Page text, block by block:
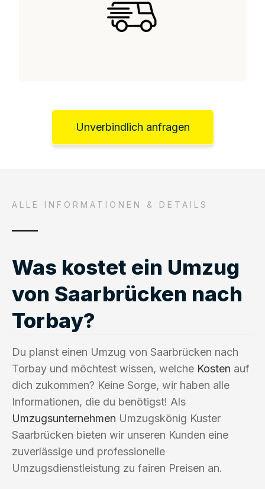
Unverbindlich anfragen
ALLE INFORMATIONEN & DETAILS
Was kostet ein Umzug
von Saarbrücken nach
Torbay?
Du planst einen Umzug von Saarbrücken nach
Torbay und möchtest wissen, welche Kosten auf
dich zukommen? Keine Sorge, wir haben alle
Informationen, die du benötigst! Als
Umzugsunternehmen Umzugskönig Kuster
Saarbrücken bieten wir unseren Kunden eine
zuverlässige und professionelle
Umzugsdienstleistung zu fairen Preisen an.